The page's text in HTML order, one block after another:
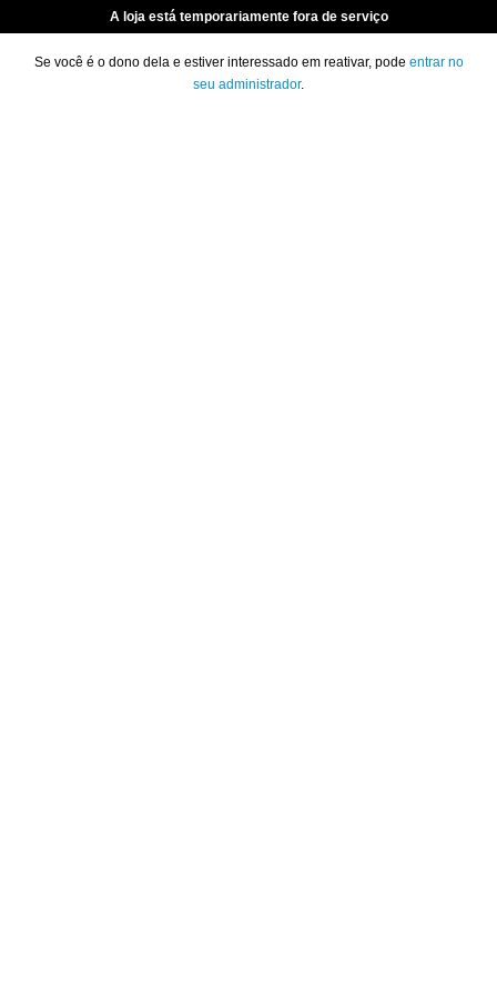
A loja está temporariamente fora de serviço
Se você é o dono dela e estiver interessado em reativar, pode entrar no
seu administrador.